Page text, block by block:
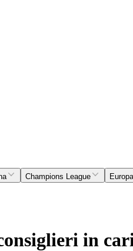
Champions League
in